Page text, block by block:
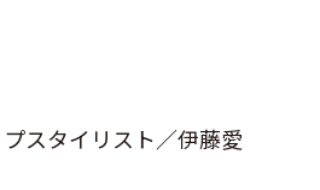
スタイリスト／伊藤愛